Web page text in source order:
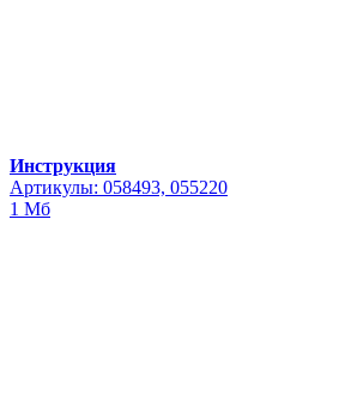
Инструкция
Артикулы: 058493, 055220
1 Мб